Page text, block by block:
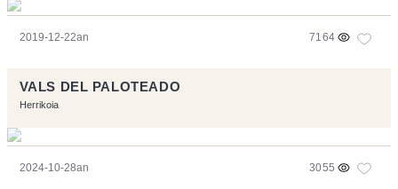
2019-12-22an 7164
VALS DEL PALOTEADO
Herrikoia
2024-10-28an 3055